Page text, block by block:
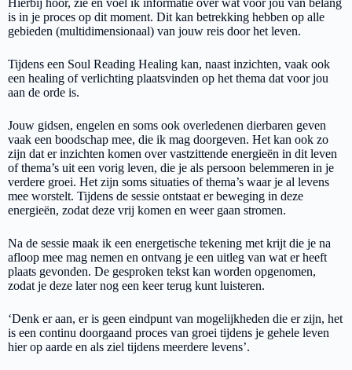
Hierbij hoor, zie en voel ik informatie over wat voor jou van belang
is in je proces op dit moment. Dit kan betrekking hebben op alle
gebieden (multidimensionaal) van jouw reis door het leven.
Tijdens een Soul Reading Healing kan, naast inzichten, vaak ook
een healing of verlichting plaatsvinden op het thema dat voor jou
aan de orde is.
Jouw gidsen, engelen en soms ook overledenen dierbaren geven
vaak een boodschap mee, die ik mag doorgeven. Het kan ook zo
zijn dat er inzichten komen over vastzittende energieën in dit leven
of thema’s uit een vorig leven, die je als persoon belemmeren in je
verdere groei. Het zijn soms situaties of thema’s waar je al levens
mee worstelt. Tijdens de sessie ontstaat er beweging in deze
energieën, zodat deze vrij komen en weer gaan stromen.
Na de sessie maak ik een energetische tekening met krijt die je na
afloop mee mag nemen en ontvang je een uitleg van wat er heeft
plaats gevonden. De gesproken tekst kan worden opgenomen,
zodat je deze later nog een keer terug kunt luisteren.
‘Denk er aan, er is geen eindpunt van mogelijkheden die er zijn, het
is een continu doorgaand proces van groei tijdens je gehele leven
hier op aarde en als ziel tijdens meerdere levens’.